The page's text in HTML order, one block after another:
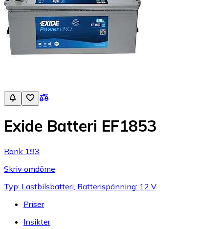
Exide Batteri EF1853
Rank 193
Skriv omdöme
Typ: Lastbilsbatteri, Batterispänning: 12 V
Priser
Insikter